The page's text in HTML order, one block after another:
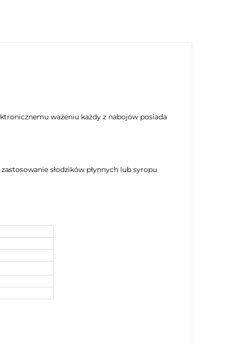
ważeniu każdy z nabojów posiada
słodzików płynnych lub syropu